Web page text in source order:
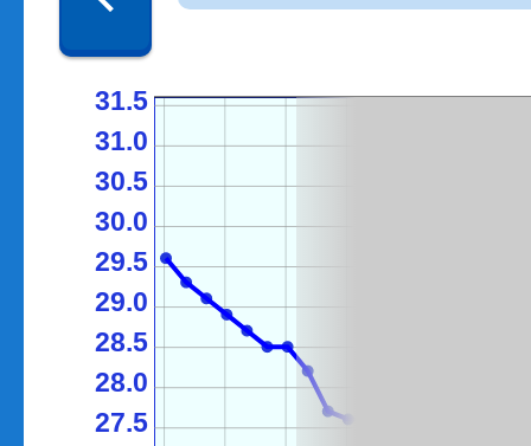
27.5
28.0
28.5
29.0
29.5
30.0
30.5
31.0
31.5